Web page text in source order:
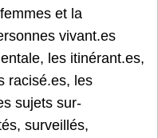
et la
vivant.es
les itinérant.es,
racisé.es, les
sujets sur-
surveillés,